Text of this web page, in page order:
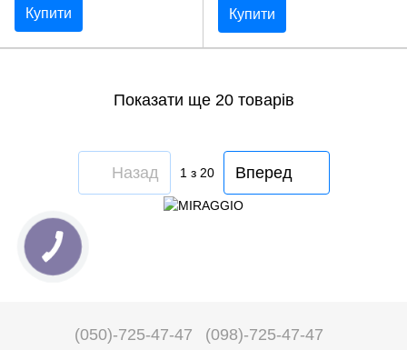
Купити Купити
Показати ще 20 товарів
Назад 1з 20 Вперед
(050)-725-47-47 (098)-725-47-47